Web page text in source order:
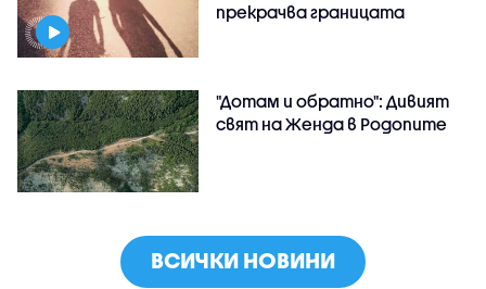
прекрачва границата
"Дотам и обратно": Дивият
свят на Женда в Родопите
ВСИЧКИ НОВИНИ